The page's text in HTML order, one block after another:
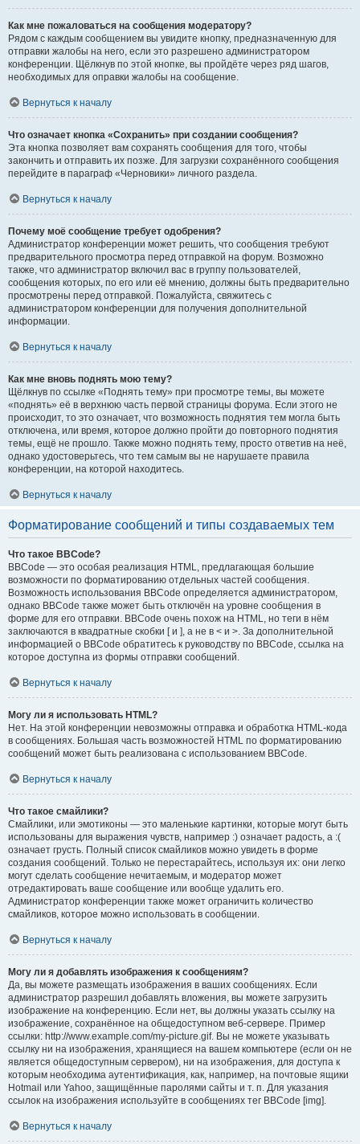
Как мне пожаловаться на сообщения модератору?
Рядом с каждым сообщением вы увидите кнопку, предназначенную для
отправки жалобы на него, если это разрешено администратором
конференции. Щёлкнув по этой кнопке, вы пройдёте через ряд шагов,
необходимых для оправки жалобы на сообщение.
Вернуться к началу
Что означает кнопка «Сохранить» при создании сообщения?
Эта кнопка позволяет вам сохранять сообщения для того, чтобы
закончить и отправить их позже. Для загрузки сохранённого сообщения
перейдите в параграф «Черновики» личного раздела.
Вернуться к началу
Почему моё сообщение требует одобрения?
Администратор конференции может решить, что сообщения требуют
предварительного просмотра перед отправкой на форум. Возможно
также, что администратор включил вас в группу пользователей,
сообщения которых, по его или её мнению, должны быть предварительно
просмотрены перед отправкой. Пожалуйста, свяжитесь с
администратором конференции для получения дополнительной
информации.
Вернуться к началу
Как мне вновь поднять мою тему?
Щёлкнув по ссылке «Поднять тему» при просмотре темы, вы можете
«поднять» её в верхнюю часть первой страницы форума. Если этого не
происходит, то это означает, что возможность поднятия тем могла быть
отключена, или время, которое должно пройти до повторного поднятия
темы, ещё не прошло. Также можно поднять тему, просто ответив на неё,
однако удостоверьтесь, что тем самым вы не нарушаете правила
конференции, на которой находитесь.
Вернуться к началу
Форматирование сообщений и типы создаваемых тем
Что такое BBCode?
BBCode — это особая реализация HTML, предлагающая большие
возможности по форматированию отдельных частей сообщения.
Возможность использования BBCode определяется администратором,
однако BBCode также может быть отключён на уровне сообщения в
форме для его отправки. BBCode очень похож на HTML, но теги в нём
заключаются в квадратные скобки [ и ], а не в < и >. За дополнительной
информацией о BBCode обратитесь к руководству по BBCode, ссылка на
которое доступна из формы отправки сообщений.
Вернуться к началу
Могу ли я использовать HTML?
Нет. На этой конференции невозможны отправка и обработка HTML-кода
в сообщениях. Большая часть возможностей HTML по форматированию
сообщений может быть реализована с использованием BBCode.
Вернуться к началу
Что такое смайлики?
Смайлики, или эмотиконы — это маленькие картинки, которые могут быть
использованы для выражения чувств, например :) означает радость, а :(
означает грусть. Полный список смайликов можно увидеть в форме
создания сообщений. Только не перестарайтесь, используя их: они легко
могут сделать сообщение нечитаемым, и модератор может
отредактировать ваше сообщение или вообще удалить его.
Администратор конференции также может ограничить количество
смайликов, которое можно использовать в сообщении.
Вернуться к началу
Могу ли я добавлять изображения к сообщениям?
Да, вы можете размещать изображения в ваших сообщениях. Если
администратор разрешил добавлять вложения, вы можете загрузить
изображение на конференцию. Если нет, вы должны указать ссылку на
изображение, сохранённое на общедоступном веб-сервере. Пример
ссылки: http://www.example.com/my-picture.gif. Вы не можете указывать
ссылку ни на изображения, хранящиеся на вашем компьютере (если он не
является общедоступным сервером), ни на изображения, для доступа к
которым необходима аутентификация, как, например, на почтовые ящики
Hotmail или Yahoo, защищённые паролями сайты и т. п. Для указания
ссылок на изображения используйте в сообщениях тег BBCode [img].
Вернуться к началу